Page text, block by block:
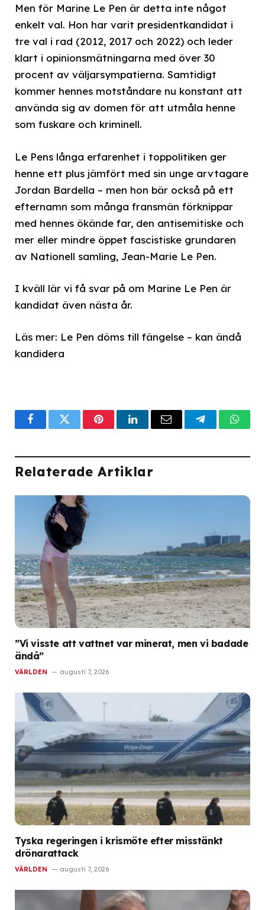
Men för Marine Le Pen är detta inte något
enkelt val. Hon har varit presidentkandidat i
tre val i rad (2012, 2017 och 2022) och leder
klart i opinionsmätningarna med över 30
procent av väljarsympatierna. Samtidigt
kommer hennes motståndare nu konstant att
använda sig av domen för att utmåla henne
som fuskare och kriminell.
Le Pens långa erfarenhet i toppolitiken ger
henne ett plus jämfört med sin unge arvtagare
Jordan Bardella – men hon bär också på ett
efternamn som många fransmän förknippar
med hennes ökände far, den antisemitiske och
mer eller mindre öppet fascistiske grundaren
av Nationell samling, Jean-Marie Le Pen.
I kväll lär vi få svar på om Marine Le Pen är
kandidat även nästa år.
Läs mer: Le Pen döms till fängelse – kan ändå
kandidera
FacebookTwitterPinterestLinkedInEmail Telegram
Relaterade Artiklar
”Vi visste att vattnet var minerat, men vi badade
ändå”
VÄRLDEN augusti 7, 2026
Tyska regeringen i krismöte efter misstänkt
drönarattack
VÄRLDEN augusti 7, 2026